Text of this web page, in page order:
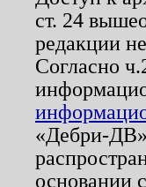
ст. 24
редакции
Согласно
«Дебри-
основании